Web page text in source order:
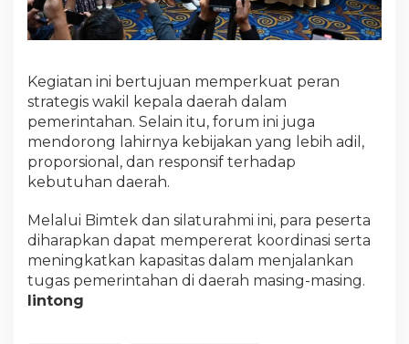
Kegiatan ini bertujuan memperkuat peran
strategis wakil kepala daerah dalam
pemerintahan. Selain itu, forum ini juga
mendorong lahirnya kebijakan yang lebih adil,
proporsional, dan responsif terhadap
kebutuhan daerah.
Melalui Bimtek dan silaturahmi ini, para peserta
diharapkan dapat mempererat koordinasi serta
meningkatkan kapasitas dalam menjalankan
tugas pemerintahan di daerah masing-masing.
lintong